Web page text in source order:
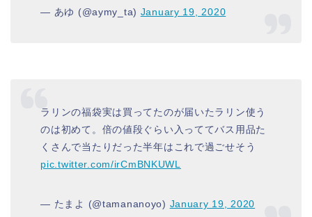
— あゆ (@aymy_ta) January 19, 2020
ラリンの福袋実は買ってたのが届いたラリン使う
のは初めて。倍の値段ぐらい入っててバス用品た
くさんで当たりだった半年はこれで過ごせそう
pic.twitter.com/irCmBNKUWL
— たまよ (@tamananoyo) January 19, 2020